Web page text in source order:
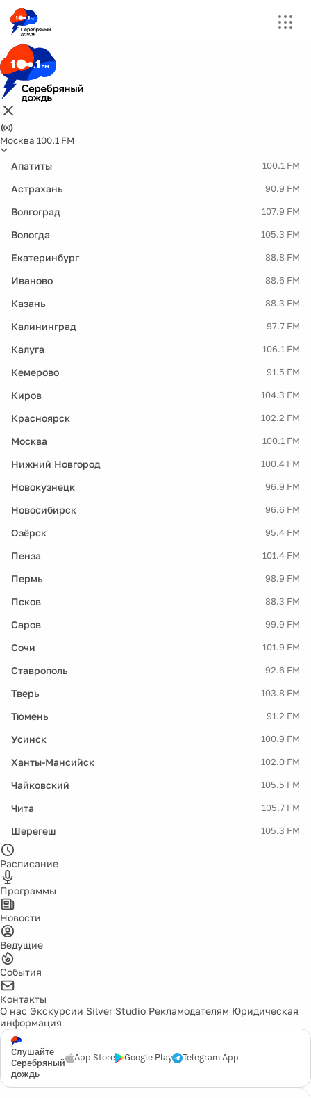
Москва 100.1 FM
Апатиты 100.1 FM
Астрахань 90.9 FM
Волгоград 107.9 FM
Вологда 105.3 FM
Екатеринбург 88.8 FM
Иваново 88.6 FM
Казань 88.3 FM
Калининград 97.7 FM
Калуга 106.1 FM
Кемерово 91.5 FM
Киров 104.3 FM
Красноярск 102.2 FM
Москва 100.1 FM
Нижний Новгород 100.4 FM
Новокузнецк 96.9 FM
Новосибирск 96.6 FM
Озёрск 95.4 FM
Пенза 101.4 FM
Пермь 98.9 FM
Псков 88.3 FM
Саров 99.9 FM
Сочи 101.9 FM
Ставрополь 92.6 FM
Тверь 103.8 FM
Тюмень 91.2 FM
Усинск 100.9 FM
Ханты-Мансийск 102.0 FM
Чайковский 105.5 FM
Чита 105.7 FM
Шерегеш 105.3 FM
Расписание
Программы
Новости
Ведущие
События
Контакты
О нас Экскурсии Silver Studio Рекламодателям Юридическая
информация
Слушайте
Серебряный
дождь
App Store Google Play Telegram App